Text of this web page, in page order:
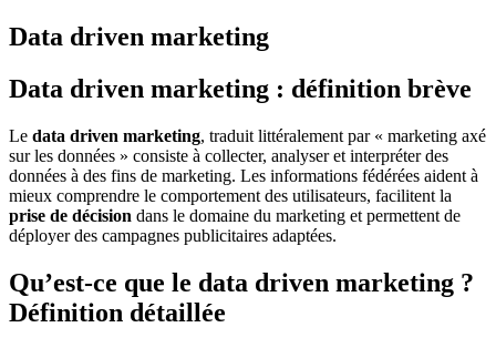
Data driven marketing
Data driven marketing : définition brève
Le data driven marketing, traduit littéralement par « marketing axé
sur les données » consiste à collecter, analyser et interpréter des
données à des fins de marketing. Les informations fédérées aident à
mieux comprendre le comportement des utilisateurs, facilitent la
prise de décision dans le domaine du marketing et permettent de
déployer des campagnes publicitaires adaptées.
Qu’est-ce que le data driven marketing ?
Définition détaillée